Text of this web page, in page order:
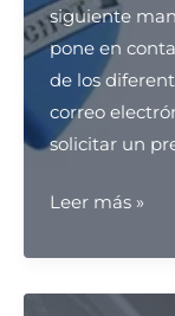
siguiente
pone en
de los
correo
solicitar un
¿Cómo
Servicio
Tecnico
Leer más »